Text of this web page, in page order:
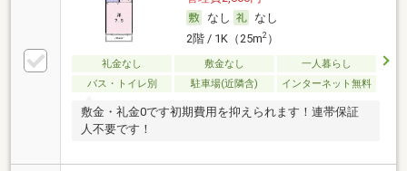
なし
なし
2階 / 1K（25m2）
礼金なし 敷金なし
一人暮らし
バス・トイレ別
駐車場(近隣含) インターネット無料
敷金・礼金0です初期費用を抑えられます！連帯保証
人不要です！